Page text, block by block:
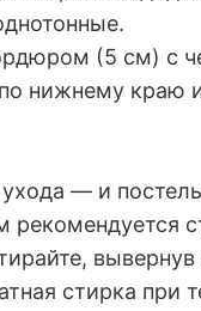
(5 см) с
нижнему краю и
— и
вывернув
стирка при